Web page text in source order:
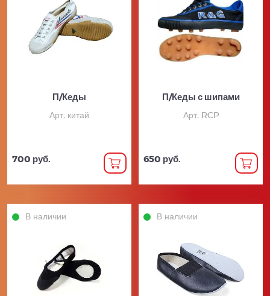
П/Кеды
Арт. китай
700 руб.
П/Кеды с шипами
Арт. RCP
650 руб.
В наличии В наличии